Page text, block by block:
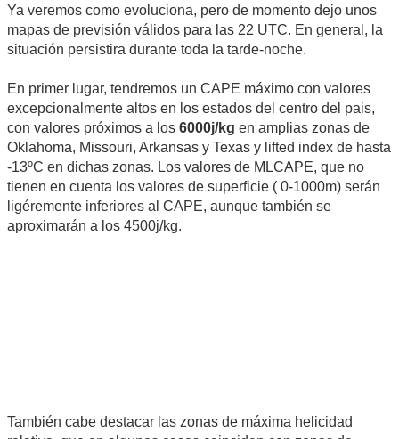
Ya veremos como evoluciona, pero de momento dejo unos
mapas de previsión válidos para las 22 UTC. En general, la
situación persistira durante toda la tarde-noche.
En primer lugar, tendremos un CAPE máximo con valores
excepcionalmente altos en los estados del centro del pais,
con valores próximos a los 6000j/kg en amplias zonas de
Oklahoma, Missouri, Arkansas y Texas y lifted index de hasta
-13ºC en dichas zonas. Los valores de MLCAPE, que no
tienen en cuenta los valores de superficie ( 0-1000m) serán
ligéremente inferiores al CAPE, aunque también se
aproximarán a los 4500j/kg.
También cabe destacar las zonas de máxima helicidad